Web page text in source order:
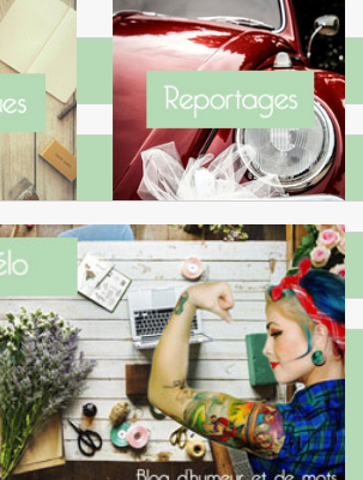
mail et mon site dans le navigateur pour mon prochain commentaire.